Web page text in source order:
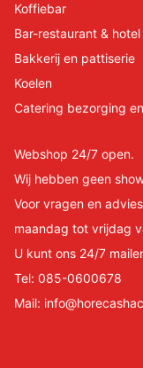
Koffiebar
Bar-restaurant & hotel
Bakkerij en pattiserie
Koelen
Catering bezorging
Webshop 24/7 open.
Wij hebben geen
Voor vragen en
maandag tot vrijdag
U kunt ons 24/7
Tel: 085-0600678
Mail: